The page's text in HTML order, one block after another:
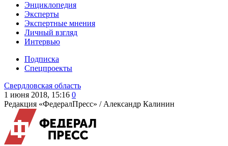
Энциклопедия
Эксперты
Экспертные мнения
Личный взгляд
Интервью
Подписка
Спецпроекты
Свердловская область
1 июня 2018, 15:16 0
Редакция «ФедералПресс» / Александр Калинин